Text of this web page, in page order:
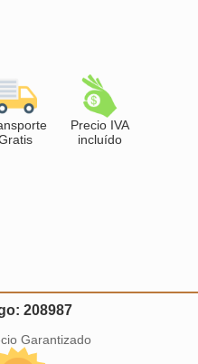
Precio IVA
incluído
208987
Garantizado